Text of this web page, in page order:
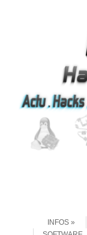
INFOS